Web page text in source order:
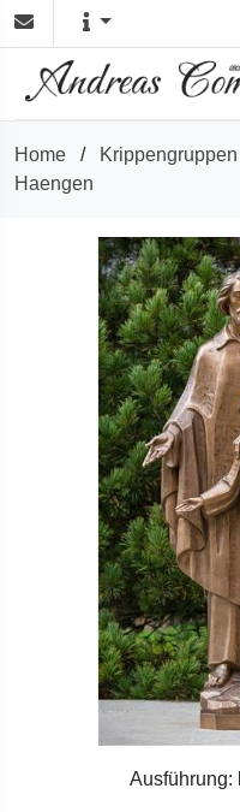
Home / Krippengruppen
Haengen
Ausführung: